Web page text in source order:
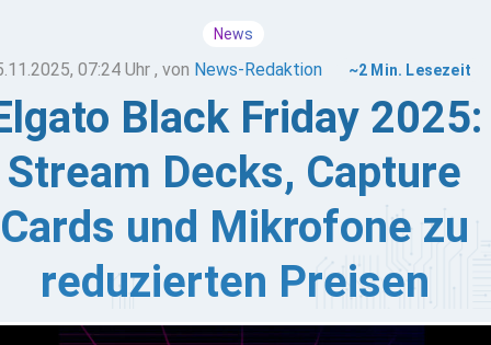
News
07:24 Uhr , von News-Redaktion ~2 Min. Lesezeit
Black Friday 2025:
Stream Decks, Capture
Cards und Mikrofone zu
reduzierten Preisen
Elgato geht in die Offensive mit seinen Preisen zu